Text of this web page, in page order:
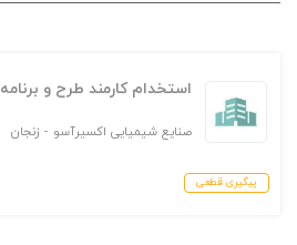
استخدام کارمند طرح و برنامه
صنایع شیمیایی اکسیرآسو - زنجان
پیگیری قطعی